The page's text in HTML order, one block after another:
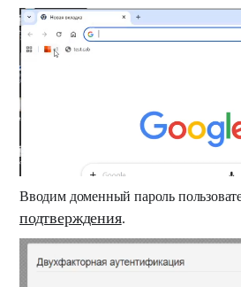
Вводим доменный пароль
подтверждения.